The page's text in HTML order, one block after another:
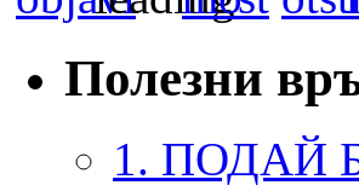
Полезни
1. ПОДАЙ